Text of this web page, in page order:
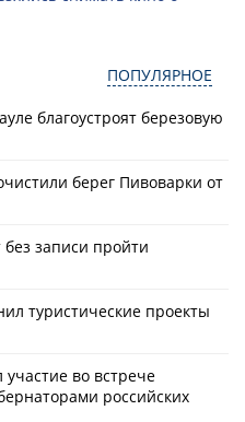
ПОПУЛЯРНОЕ
благоустроят березовую
берег Пивоварки от
записи пройти
туристические проекты
во встрече
российских